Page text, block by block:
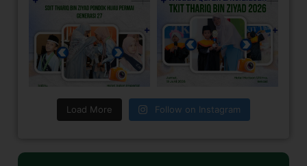
Load More Follow on Instagram